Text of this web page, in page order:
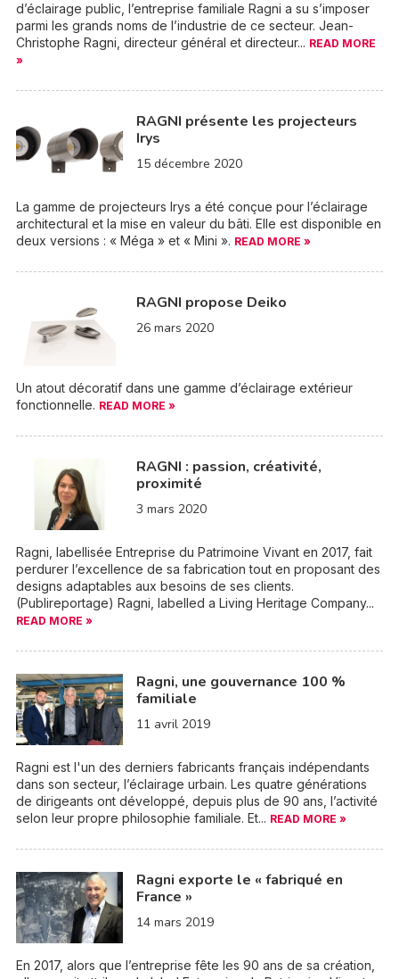
d’éclairage public, l’entreprise familiale Ragni a su s’imposer
parmi les grands noms de l’industrie de ce secteur. Jean-
Christophe Ragni, directeur général et directeur... READ MORE
»
RAGNI présente les projecteurs
Irys
15 décembre 2020
La gamme de projecteurs Irys a été conçue pour l’éclairage
architectural et la mise en valeur du bâti. Elle est disponible en
deux versions : « Méga » et « Mini ». READ MORE »
RAGNI propose Deiko
26 mars 2020
Un atout décoratif dans une gamme d’éclairage extérieur
fonctionnelle. READ MORE »
RAGNI : passion, créativité,
proximité
3 mars 2020
Ragni, labellisée Entreprise du Patrimoine Vivant en 2017, fait
perdurer l’excellence de sa fabrication tout en proposant des
designs adaptables aux besoins de ses clients.
(Publireportage) Ragni, labelled a Living Heritage Company...
READ MORE »
Ragni, une gouvernance 100 %
familiale
11 avril 2019
Ragni est l'un des derniers fabricants français indépendants
dans son secteur, l’éclairage urbain. Les quatre générations
de dirigeants ont développé, depuis plus de 90 ans, l’activité
selon leur propre philosophie familiale. Et... READ MORE »
Ragni exporte le « fabriqué en
France »
14 mars 2019
En 2017, alors que l’entreprise fête les 90 ans de sa création,